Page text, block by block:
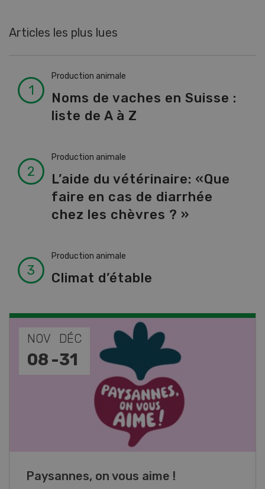
Articles les plus lues
Production animale
Noms de vaches en Suisse :
liste de A à Z
Production animale
L’aide du vétérinaire: «Que
faire en cas de diarrhée
chez les chèvres ? »
Production animale
Climat d’étable
NOV
17 -
JAN
26
Cours spécialisé Aquaculture